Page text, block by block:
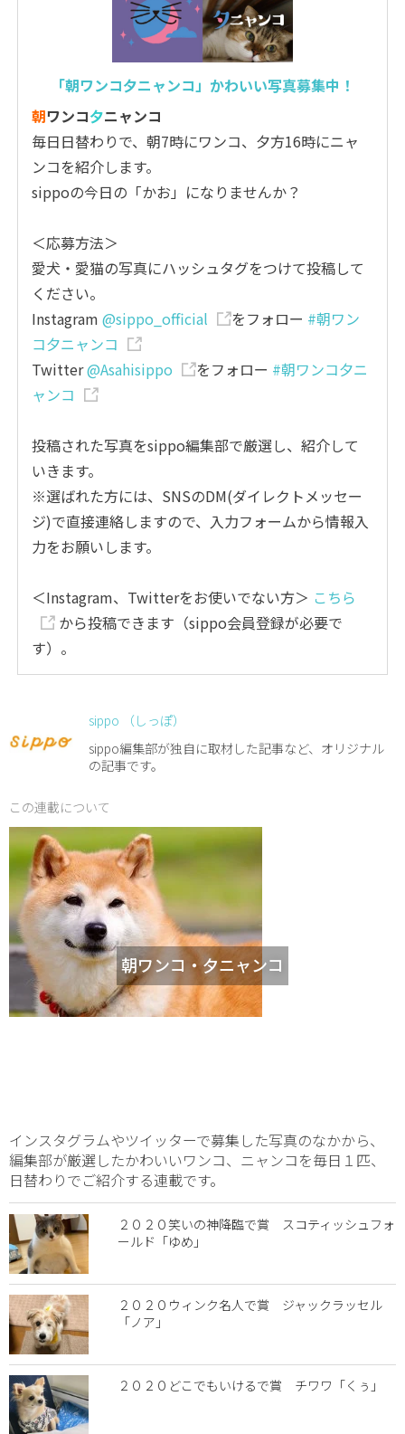
「朝ワンコ夕ニャンコ」かわいい写真募集中！
朝ワンコ夕ニャンコ
毎日日替わりで、朝7時にワンコ、夕方16時にニャ
ンコを紹介します。
sippoの今日の「かお」になりませんか？
＜応募方法＞
愛犬・愛猫の写真にハッシュタグをつけて投稿して
ください。
Instagram@sippo_official をフォロー #朝ワン
コ夕ニャンコ
Twitter@Asahisippo をフォロー #朝ワンコ夕ニ
ャンコ
投稿された写真をsippo編集部で厳選し、紹介して
いきます。
※選ばれた方には、SNSのDM(ダイレクトメッセー
ジ)で直接連絡しますので、入力フォームから情報入
力をお願いします。
＜Instagram、Twitterをお使いでない方＞ こちら
から投稿できます（sippo会員登録が必要で
す）。
sippo （しっぽ）
sippo編集部が独自に取材した記事など、オリジナル
の記事です。
この連載について
朝ワンコ・夕ニャンコ
インスタグラムやツイッターで募集した写真のなかから、
編集部が厳選したかわいいワンコ、ニャンコを毎日１匹、
日替わりでご紹介する連載です。
２０２０笑いの神降臨で賞 スコティッシュフォ
ールド「ゆめ」
２０２０ウィンク名人で賞 ジャックラッセル
「ノア」
２０２０どこでもいけるで賞 チワワ「くぅ」